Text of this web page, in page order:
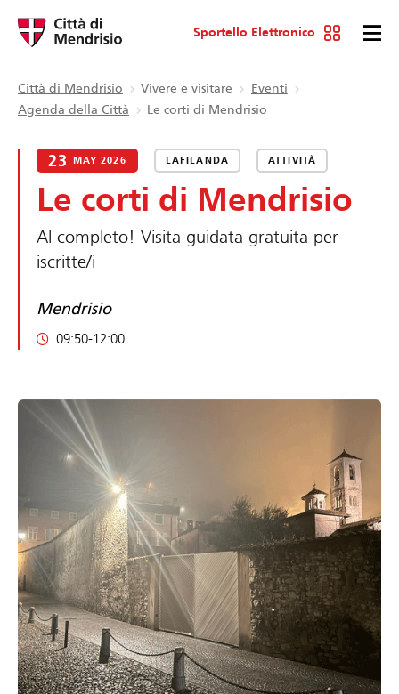
Sportello Elettronico
Città di Mendrisio Vivere e visitare
Eventi
Agenda della Città
Le corti di Mendrisio
23 MAY 2026 LAFILANDA ATTIVITÀ
Le corti di Mendrisio
Al completo! Visita guidata gratuita per
iscritte/i
Mendrisio
09:50-12:00